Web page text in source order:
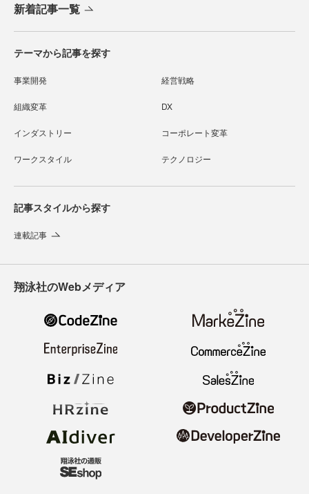
新着記事一覧
テーマから記事を探す
事業開発 経営戦略
組織変革 DX
インダストリー コーポレート変革
ワークスタイル テクノロジー
記事スタイルから探す
連載記事
翔泳社のWebメディア